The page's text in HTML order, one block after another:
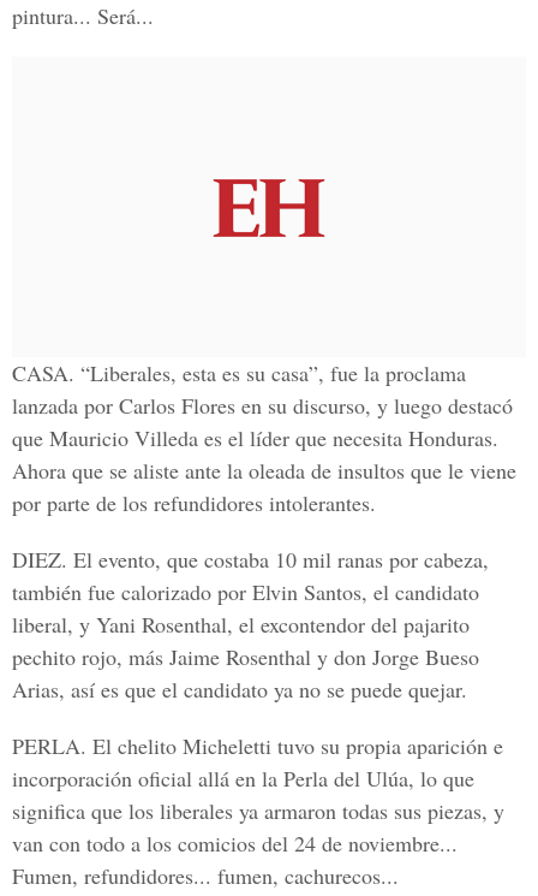
pintura... Será...
CASA. “Liberales, esta es su casa”, fue la proclama
lanzada por Carlos Flores en su discurso, y luego destacó
que Mauricio Villeda es el líder que necesita Honduras.
Ahora que se aliste ante la oleada de insultos que le viene
por parte de los refundidores intolerantes.
DIEZ. El evento, que costaba 10 mil ranas por cabeza,
también fue calorizado por Elvin Santos, el candidato
liberal, y Yani Rosenthal, el excontendor del pajarito
pechito rojo, más Jaime Rosenthal y don Jorge Bueso
Arias, así es que el candidato ya no se puede quejar.
PERLA. El chelito Micheletti tuvo su propia aparición e
incorporación oficial allá en la Perla del Ulúa, lo que
significa que los liberales ya armaron todas sus piezas, y
van con todo a los comicios del 24 de noviembre...
Fumen, refundidores... fumen, cachurecos...